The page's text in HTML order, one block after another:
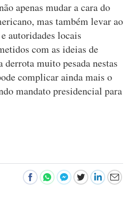
apenas mudar a cara do
mas também levar ao
autoridades locais
com as ideias de
muito pesada nestas
complicar ainda mais o
mandato presidencial para